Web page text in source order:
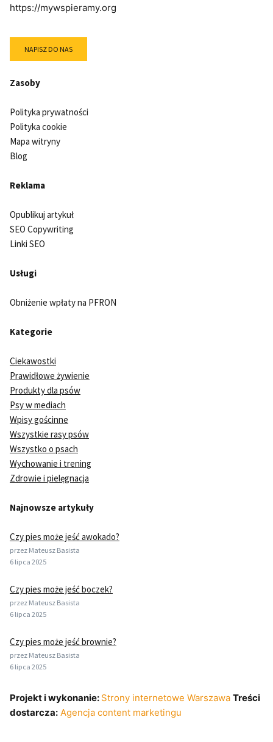
https://mywspieramy.org
NAPISZ DO NAS
Zasoby
Polityka prywatności
Polityka cookie
Mapa witryny
Blog
Reklama
Opublikuj artykuł
SEO Copywriting
Linki SEO
Usługi
Obniżenie wpłaty na PFRON
Kategorie
Ciekawostki
Prawidłowe żywienie
Produkty dla psów
Psy w mediach
Wpisy gościnne
Wszystkie rasy psów
Wszystko o psach
Wychowanie i trening
Zdrowie i pielęgnacja
Najnowsze artykuły
Czy pies może jeść awokado?
przez Mateusz Basista
6 lipca 2025
Czy pies może jeść boczek?
przez Mateusz Basista
6 lipca 2025
Czy pies może jeść brownie?
przez Mateusz Basista
6 lipca 2025
Projekt i wykonanie: Strony internetowe Warszawa Treści
dostarcza: Agencja content marketingu